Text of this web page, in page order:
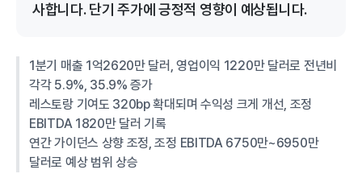
사합니다. 단기 주가에 긍정적 영향이 예상됩니다.
1분기 매출 1억2620만 달러, 영업이익 1220만 달러로 전년비
각각 5.9%, 35.9% 증가
레스토랑 기여도 320bp 확대되며 수익성 크게 개선, 조정
EBITDA 1820만 달러 기록
연간 가이던스 상향 조정, 조정 EBITDA 6750만~6950만
달러로 예상 범위 상승